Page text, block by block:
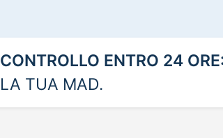
CONTROLLO ENTRO 24 ORE:
LA TUA MAD.